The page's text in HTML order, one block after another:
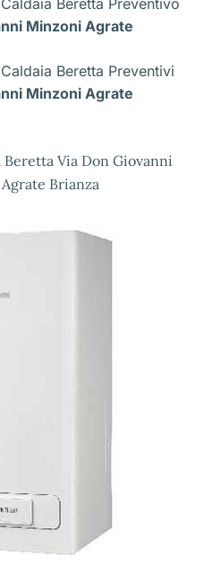
Beretta Preventivo
Minzoni Agrate
Beretta Preventivi
Minzoni Agrate
Beretta Via Don Giovanni
Brianza